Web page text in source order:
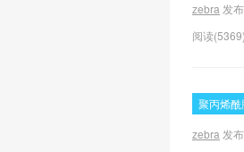
zebra 发
阅读(5369)
聚丙烯酰
zebra 发